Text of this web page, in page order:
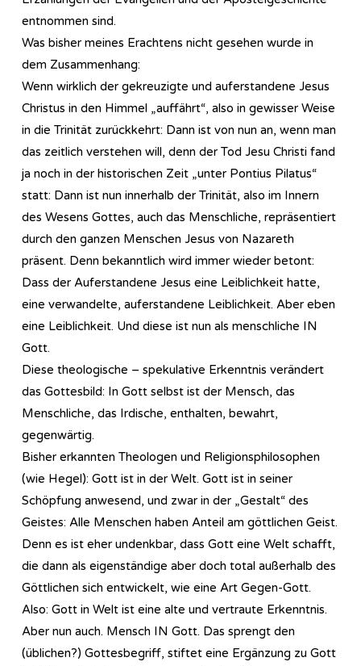
entnommen sind.
Was bisher meines Erachtens nicht gesehen wurde in
dem Zusammenhang:
Wenn wirklich der gekreuzigte und auferstandene Jesus
Christus in den Himmel „auffährt“, also in gewisser Weise
in die Trinität zurückkehrt: Dann ist von nun an, wenn man
das zeitlich verstehen will, denn der Tod Jesu Christi fand
ja noch in der historischen Zeit „unter Pontius Pilatus“
statt: Dann ist nun innerhalb der Trinität, also im Innern
des Wesens Gottes, auch das Menschliche, repräsentiert
durch den ganzen Menschen Jesus von Nazareth
präsent. Denn bekanntlich wird immer wieder betont:
Dass der Auferstandene Jesus eine Leiblichkeit hatte,
eine verwandelte, auferstandene Leiblichkeit. Aber eben
eine Leiblichkeit. Und diese ist nun als menschliche IN
Gott.
Diese theologische – spekulative Erkenntnis verändert
das Gottesbild: In Gott selbst ist der Mensch, das
Menschliche, das Irdische, enthalten, bewahrt,
gegenwärtig.
Bisher erkannten Theologen und Religionsphilosophen
(wie Hegel): Gott ist in der Welt. Gott ist in seiner
Schöpfung anwesend, und zwar in der „Gestalt“ des
Geistes: Alle Menschen haben Anteil am göttlichen Geist.
Denn es ist eher undenkbar, dass Gott eine Welt schafft,
die dann als eigenständige aber doch total außerhalb des
Göttlichen sich entwickelt, wie eine Art Gegen-Gott.
Also: Gott in Welt ist eine alte und vertraute Erkenntnis.
Aber nun auch. Mensch IN Gott. Das sprengt den
(üblichen?) Gottesbegriff, stiftet eine Ergänzung zu Gott